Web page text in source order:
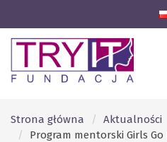
Strona główna
Aktualności
Program mentorski Girls Go